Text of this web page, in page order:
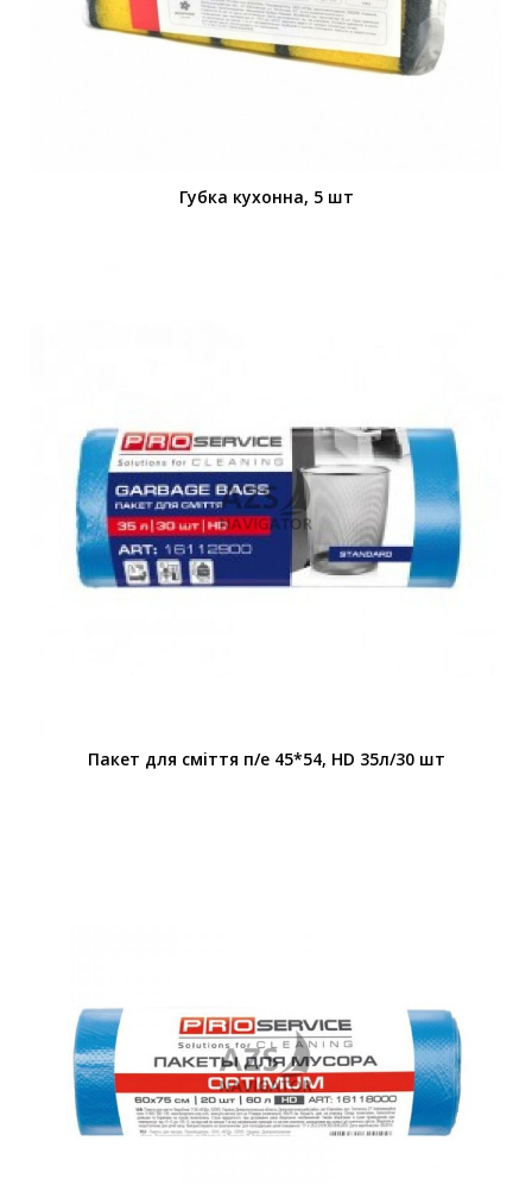
Губка кухонна, 5 шт
Пакет для смiття п/е 45*54, HD 35л/30 шт